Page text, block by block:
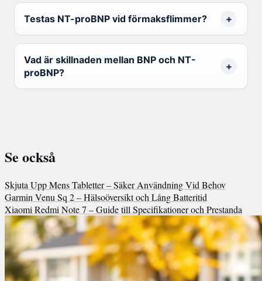
Testas NT-proBNP vid förmaksflimmer?
Vad är skillnaden mellan BNP och NT-
proBNP?
Se också
Skjuta Upp Mens Tabletter – Säker Användning Vid Behov
Garmin Venu Sq 2 – Hälsoöversikt och Lång Batteritid
Xiaomi Redmi Note 7 – Guide till Specifikationer och Prestanda